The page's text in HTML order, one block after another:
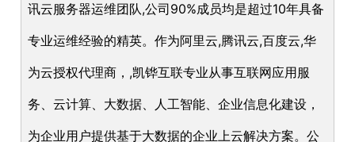
讯云服务器运维团队,公司90%成员均是超过10年具备
专业运维经验的精英。作为阿里云,腾讯云,百度云,华
为云授权代理商，,凯铧互联专业从事互联网应用服
务、云计算、大数据、人工智能、企业信息化建设，
为企业用户提供基于大数据的企业上云解决方案。公